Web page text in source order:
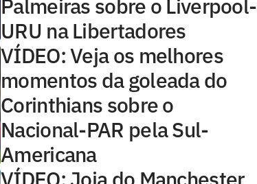
Palmeiras sobre o Liverpool-
URU na Libertadores
VÍDEO: Veja os melhores
momentos da goleada do
Corinthians sobre o
Nacional-PAR pela Sul-
Americana